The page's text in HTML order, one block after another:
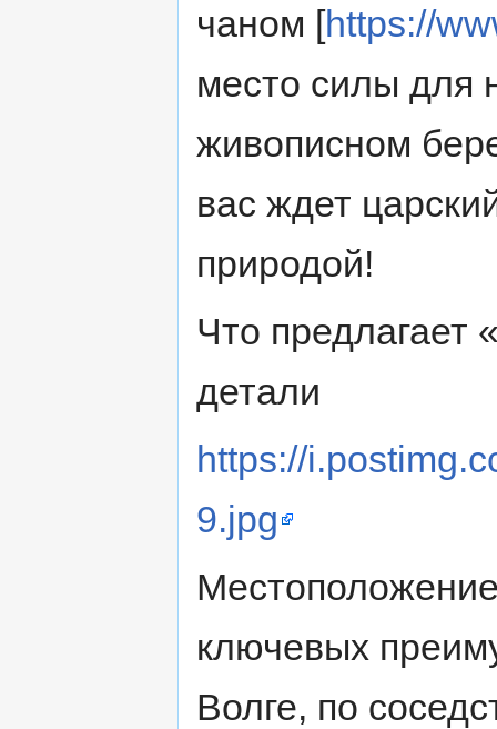
чаном [https://
место силы для
живописном
вас ждет
природой!
Что предлагает
детали
https://
9.jpg
ключевых
Волге, по